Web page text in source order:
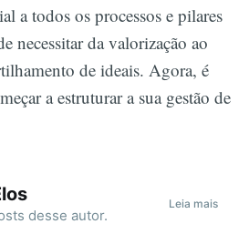
a todos os processos e pilares
necessitar da valorização ao
de ideais. Agora, é
a estruturar a sua gestão de
desse autor.
Leia mais